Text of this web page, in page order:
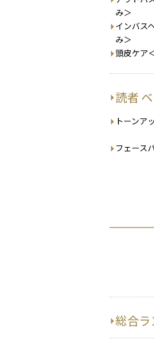
み＞
インバス
み＞
頭皮ケア
読者
トーンア
フェース
総合ラ